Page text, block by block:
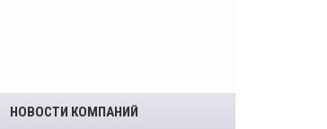
НОВОСТИ КОМПАНИЙ